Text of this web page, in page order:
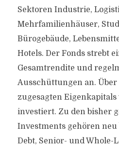
Sektoren Industrie,
Mehrfamilienhäuser,
Bürogebäude,
Hotels. Der Fonds strebt
Gesamtrendite und
Ausschüttungen an. Über
zugesagten
investiert. Zu den bisher
Investments gehören neu
Debt, Senior- und Whole-